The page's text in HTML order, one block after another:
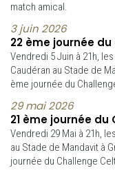
match amical.
3 juin 2026
22 ème journée
Vendredi 5 Juin à 21h,
Caudéran au Stade de
ème journée du
29 mai 2026
21 ème journée
Vendredi 29 Mai à 21h,
au Stade de Mandavit à
journée du Challenge